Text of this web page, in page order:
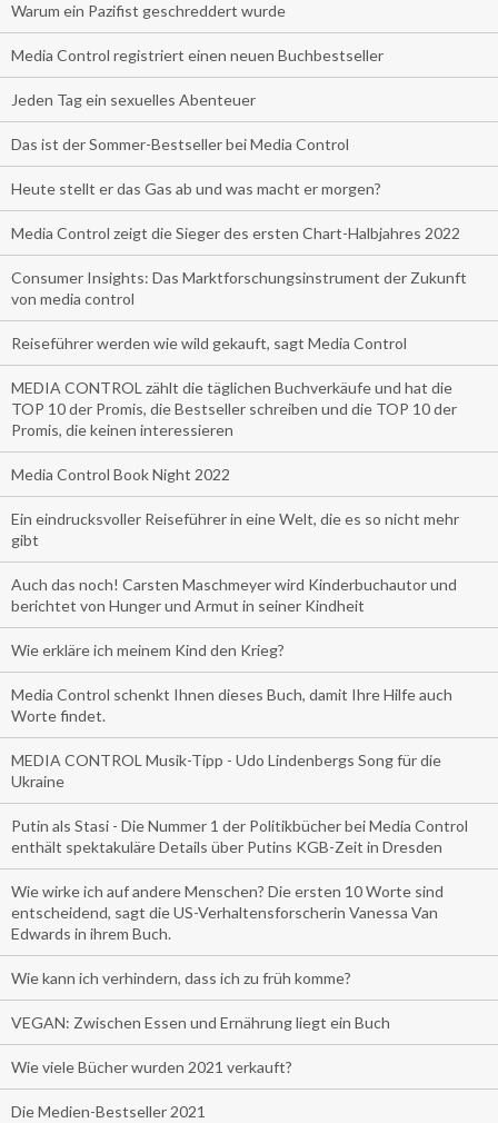
Warum ein Pazifist geschreddert wurde
Media Control registriert einen neuen Buchbestseller
Jeden Tag ein sexuelles Abenteuer
Das ist der Sommer-Bestseller bei Media Control
Heute stellt er das Gas ab und was macht er morgen?
Media Control zeigt die Sieger des ersten Chart-Halbjahres 2022
Consumer Insights: Das Marktforschungsinstrument der Zukunft
von media control
Reiseführer werden wie wild gekauft, sagt Media Control
MEDIA CONTROL zählt die täglichen Buchverkäufe und hat die
TOP 10 der Promis, die Bestseller schreiben und die TOP 10 der
Promis, die keinen interessieren
Media Control Book Night 2022
Ein eindrucksvoller Reiseführer in eine Welt, die es so nicht mehr
gibt
Auch das noch! Carsten Maschmeyer wird Kinderbuchautor und
berichtet von Hunger und Armut in seiner Kindheit
Wie erkläre ich meinem Kind den Krieg?
Media Control schenkt Ihnen dieses Buch, damit Ihre Hilfe auch
Worte findet.
MEDIA CONTROL Musik-Tipp - Udo Lindenbergs Song für die
Ukraine
Putin als Stasi - Die Nummer 1 der Politikbücher bei Media Control
enthält spektakuläre Details über Putins KGB-Zeit in Dresden
Wie wirke ich auf andere Menschen? Die ersten 10 Worte sind
entscheidend, sagt die US-Verhaltensforscherin Vanessa Van
Edwards in ihrem Buch.
Wie kann ich verhindern, dass ich zu früh komme?
VEGAN: Zwischen Essen und Ernährung liegt ein Buch
Wie viele Bücher wurden 2021 verkauft?
Die Medien-Bestseller 2021